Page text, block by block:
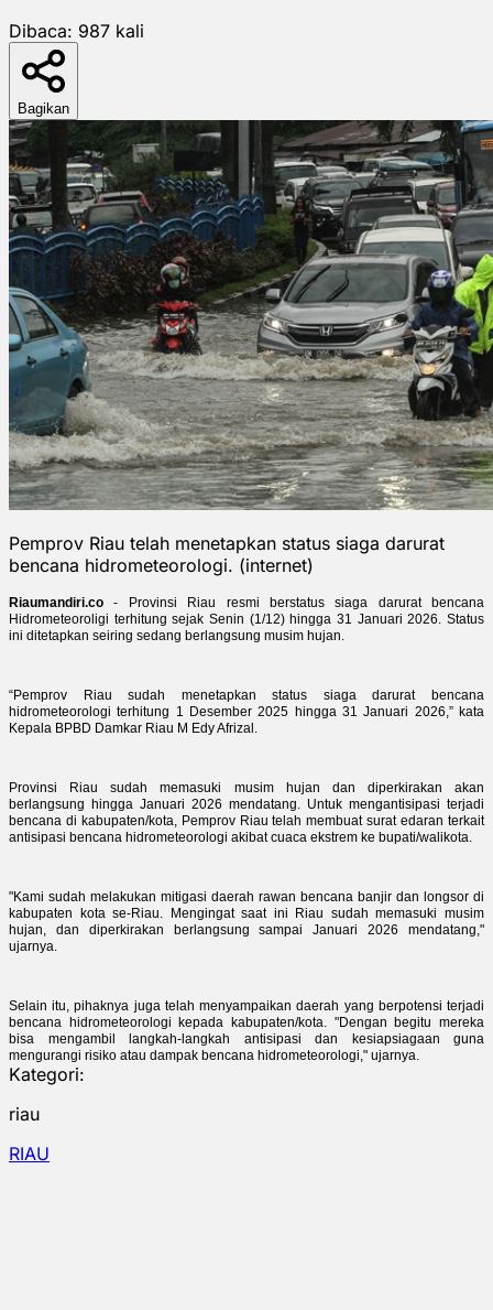
Dibaca: 987 kali
Bagikan
Pemprov Riau telah menetapkan status siaga darurat
bencana hidrometeorologi. (internet)
Riaumandiri.co- Provinsi Riau resmi berstatus siaga darurat bencana
Hidrometeoroligi terhitung sejak Senin (1/12) hingga 31 Januari 2026. Status
ini ditetapkan seiring sedang berlangsung musim hujan.
“Pemprov Riau sudah menetapkan status siaga darurat bencana
hidrometeorologi terhitung 1 Desember 2025 hingga 31 Januari 2026,” kata
Kepala BPBD Damkar Riau M Edy Afrizal.
Provinsi Riau sudah memasuki musim hujan dan diperkirakan akan
berlangsung hingga Januari 2026 mendatang. Untuk mengantisipasi terjadi
bencana di kabupaten/kota, Pemprov Riau telah membuat surat edaran terkait
antisipasi bencana hidrometeorologi akibat cuaca ekstrem ke bupati/walikota.
"Kami sudah melakukan mitigasi daerah rawan bencana banjir dan longsor di
kabupaten kota se-Riau. Mengingat saat ini Riau sudah memasuki musim
hujan, dan diperkirakan berlangsung sampai Januari 2026 mendatang,"
ujarnya.
Selain itu, pihaknya juga telah menyampaikan daerah yang berpotensi terjadi
bencana hidrometeorologi kepada kabupaten/kota. "Dengan begitu mereka
bisa mengambil langkah-langkah antisipasi dan kesiapsiagaan guna
mengurangi risiko atau dampak bencana hidrometeorologi," ujarnya.
Kategori:
riau
RIAU